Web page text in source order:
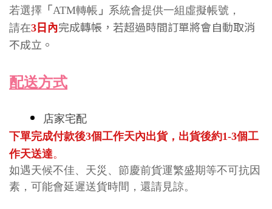
若選擇 「 ATM轉帳 」 系統會提供一組虛擬帳號，
請在3日內完成轉帳，若超過時間訂單將會自動取消
不成立。
配送方式
店家宅配
下單完成付款後3個工作天內出貨， 出貨後約1-3個工
作天送達。
如遇天候不佳、天災、節慶前貨運繁盛期等不可抗因
素，可能會延遲送貨時間，還請見諒。